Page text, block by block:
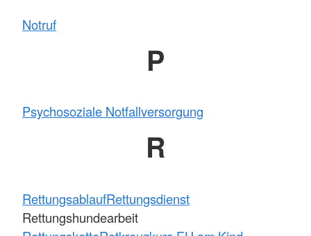
Notruf
P
Psychosoziale Notfallversorgung
R
RettungsablaufRettungsdienst
Rettungshundearbeit